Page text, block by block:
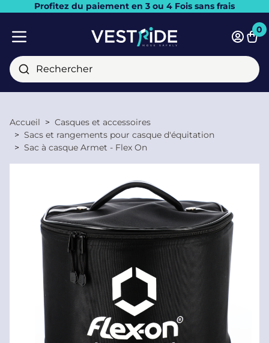
Profitez du paiement en 3 ou 4 Fois sans frais
Fermer
Rechercher
0
Accueil
Casques et accessoires
Sacs et rangements pour casque d'équitation
Sac à casque Armet - Flex On